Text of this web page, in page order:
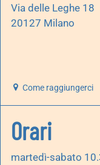
Via delle Leghe 18
20127 Milano
Come raggiungerci
Orari
martedì-sabato